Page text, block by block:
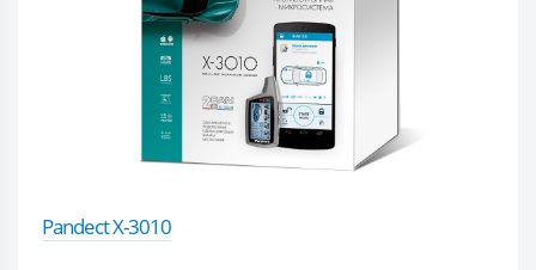
Pandect X-3010